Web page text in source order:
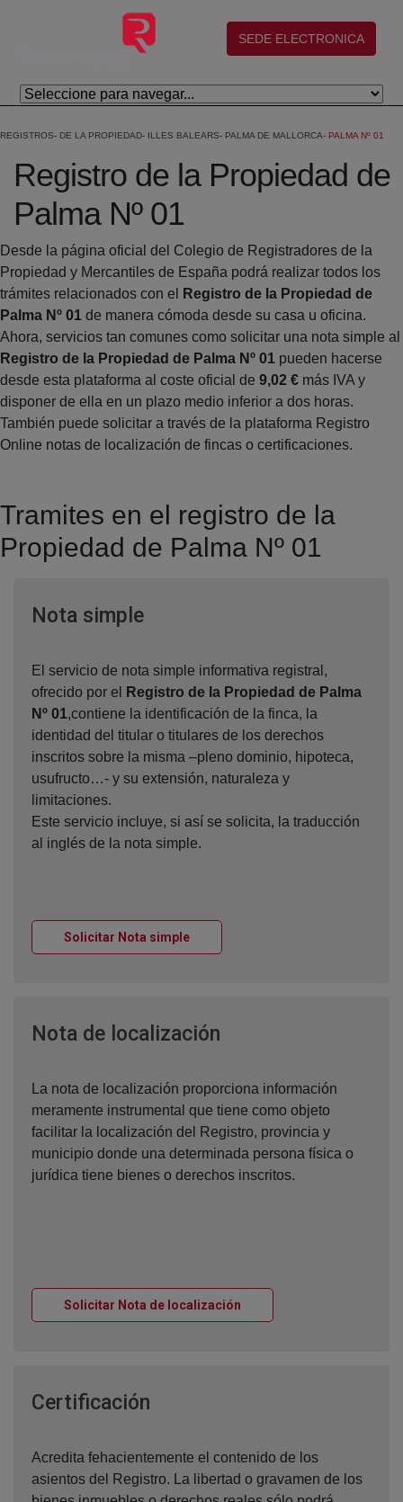
Salta al contingut principal
(abre en nueva ventana)
SEDE ELECTRONICA
REGISTROS DE LA PROPIEDAD ILLES BALEARS PALMA DE MALLORCA PALMA Nº 01
Registro de la Propiedad de
Palma Nº 01
Desde la página oficial del Colegio de Registradores de la
Propiedad y Mercantiles de España podrá realizar todos los
trámites relacionados con el
Registro de la Propiedad de
Palma Nº 01 de manera cómoda desde su casa u oficina.
Ahora, servicios tan comunes como solicitar una nota simple al
Registro de la Propiedad de Palma Nº 01 pueden hacerse
desde esta plataforma al coste oficial de 9,02 € más IVA y
disponer de ella en un plazo medio inferior a dos horas.
También puede solicitar a través de la plataforma Registro
Online notas de localización de fincas o certificaciones.
Tramites en el registro de la
Propiedad de Palma Nº 01
Nota simpleVentana nueva
El servicio de nota simple informativa registral,
ofrecido por el
Registro de la Propiedad de Palma
Nº 01,contiene la identificación de la finca, la
identidad del titular o titulares de los derechos
inscritos sobre la misma –pleno dominio, hipoteca,
usufructo…- y su extensión, naturaleza y
limitaciones.
Este servicio incluye, si así se solicita, la traducción
al inglés de la nota simple.
Solicitar Nota simpleVentana nueva
Nota de localización
La nota de localización proporciona información
meramente instrumental que tiene como objeto
facilitar la localización del Registro, provincia y
municipio donde una determinada persona física o
jurídica tiene bienes o derechos inscritos.
Solicitar Nota de localización
Certificación
Acredita fehacientemente el contenido de los
asientos del Registro. La libertad o gravamen de los